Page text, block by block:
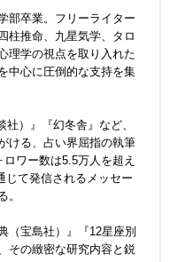
部卒業。フリーライター
柱推命、九星気学、タロ
理学の視点を取り入れた
中心に圧倒的な支持を集
社）』『幻冬舎』など、
ける、占い界屈指の執筆
ワー数は5.5万人を超え
じて発信されるメッセー
。
（宝島社）』『12星座別
その緻密な研究内容と鋭